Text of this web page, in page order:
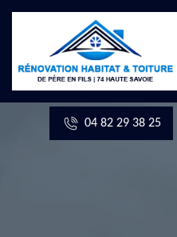
04 82 29 38 25